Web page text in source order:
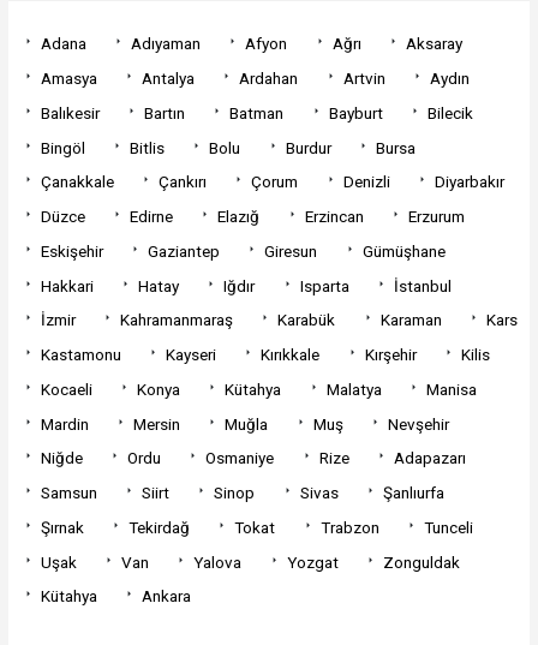
Adana Adıyaman Afyon Ağrı
Aksaray
Amasya
Antalya Ardahan Artvin
Aydın
Balıkesir
Bartın Batman Bayburt
Bilecik
Bingöl
Bitlis Bolu Burdur
Bursa
Çanakkale
Çankırı Çorum Denizli
Diyarbakır
Düzce
Edirne Elazığ Erzincan
Erzurum
Eskişehir
Gaziantep Giresun
Gümüşhane
Hakkari
Hatay Iğdır Isparta
İstanbul
İzmir
Kahramanmaraş Karabük Karaman
Kars
Kastamonu
Kayseri Kırıkkale Kırşehir
Kilis
Kocaeli
Konya Kütahya Malatya
Manisa
Mardin
Mersin Muğla Muş
Nevşehir
Niğde
Ordu Osmaniye Rize
Adapazarı
Samsun
Siirt Sinop Sivas
Şanlıurfa
Şırnak
Tekirdağ Tokat Trabzon
Tunceli
Uşak
Van Yalova Yozgat
Zonguldak
Kütahya
Ankara